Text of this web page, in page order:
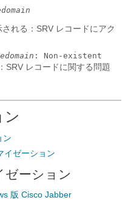
れる：SRV レコードにアク
: Non-existent
SRV レコードに関する問題
ン
ン
イゼーション
ゼーション
版 Cisco Jabber